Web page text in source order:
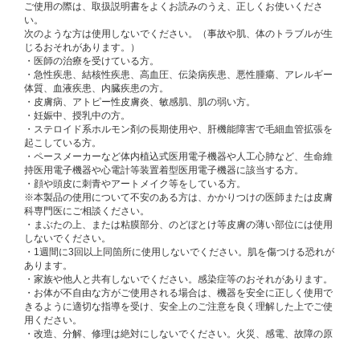
ご使用の際は、取扱説明書をよくお読みのうえ、正しくお使いくださ
い。
次のような方は使用しないでください。（事故や肌、体のトラブルが生
じるおそれがあります。）
・医師の治療を受けている方。
・急性疾患、結核性疾患、高血圧、伝染病疾患、悪性腫瘍、アレルギー
体質、血液疾患、内臓疾患の方。
・皮膚病、アトピー性皮膚炎、敏感肌、肌の弱い方。
・妊娠中、授乳中の方。
・ステロイド系ホルモン剤の長期使用や、肝機能障害で毛細血管拡張を
起こしている方。
・ペースメーカーなど体内植込式医用電子機器や人工心肺など、生命維
持医用電子機器や心電計等装置着型医用電子機器に該当する方。
・顔や頭皮に刺青やアートメイク等をしている方。
※本製品の使用について不安のある方は、かかりつけの医師または皮膚
科専門医にご相談ください。
・まぶたの上、または粘膜部分、のどぼとけ等皮膚の薄い部位には使用
しないでください。
・1週間に3回以上同箇所に使用しないでください。肌を傷つける恐れが
あります。
・家族や他人と共有しないでください。感染症等のおそれがあります。
・お体が不自由な方がご使用される場合は、機器を安全に正しく使用で
きるように適切な指導を受け、安全上のご注意を良く理解した上でご使
用ください。
・改造、分解、修理は絶対にしないでください。火災、感電、故障の原